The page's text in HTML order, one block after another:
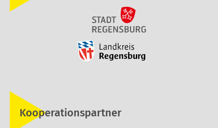
Kooperationspartner